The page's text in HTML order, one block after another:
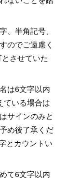
半角記号、
のでご遠慮く
させていた
は6文字以内
ている場合は
サインのみと
め後了承くだ
とカウントい
て6文字以内